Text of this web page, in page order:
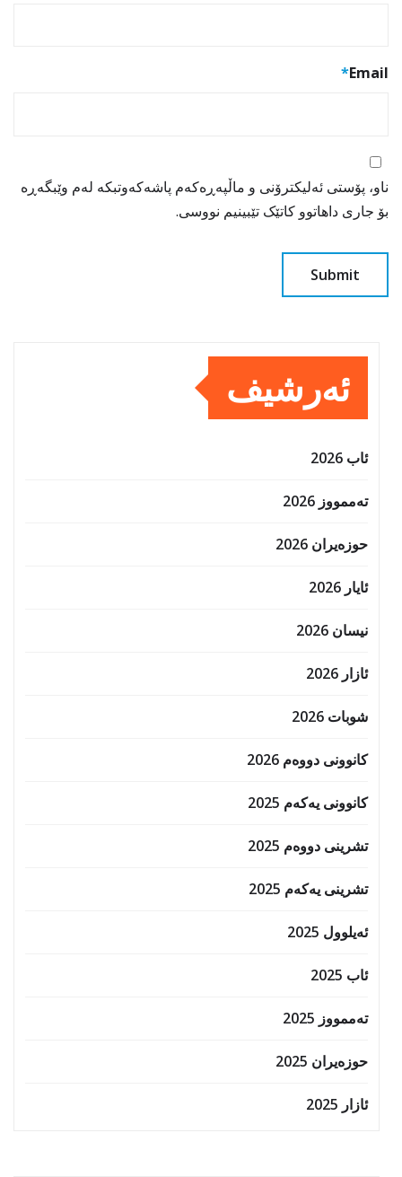
Email
*
ناو، پۆستی ئەلیکترۆنی و ماڵپەڕەکەم پاشەکەوتبکە لەم وێبگەڕە
بۆ جاری داهاتوو کاتێک تێبینیم نووسی.
ئەرشیف
ئاب 2026
تەممووز 2026
حوزه‌یران 2026
ئایار 2026
نیسان 2026
ئازار 2026
شوبات 2026
کانوونی دووەم 2026
کانوونی یەکەم 2025
تشرینی دووەم 2025
تشرینی یەکەم 2025
ئەیلوول 2025
ئاب 2025
تەممووز 2025
حوزه‌یران 2025
ئازار 2025